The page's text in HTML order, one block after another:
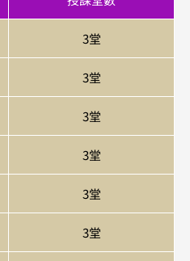
3堂
3堂
3堂
3堂
3堂
3堂